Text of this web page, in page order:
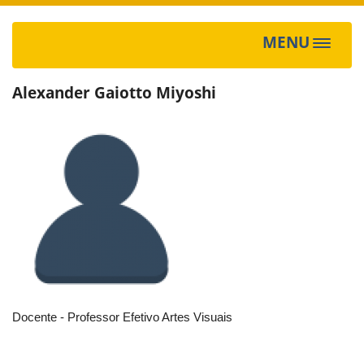
MENU
Toggle
Alexander Gaiotto Miyoshi
Docente - Professor Efetivo Artes Visuais